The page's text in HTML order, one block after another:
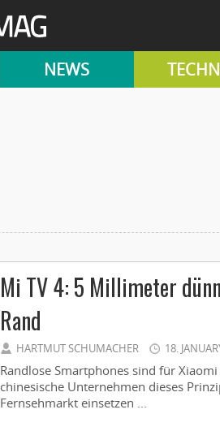
NEWS
Mi TV 4: 5 Millimeter
Rand
HARTMUT SCHUMACHER 18.
Randlose Smartphones sind für
chinesische Unternehmen dieses
Fernsehmarkt einsetzen ...